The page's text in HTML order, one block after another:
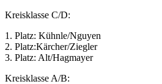
Kreisklasse C/D:
1. Platz: Kühnle/Nguyen
2. Platz:Kärcher/Ziegler
3. Platz: Alt/Hagmayer
Kreisklasse A/B: